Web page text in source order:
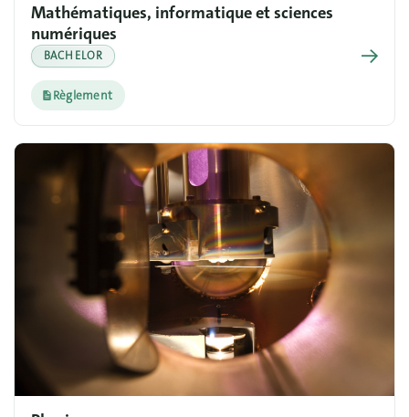
Mathématiques, informatique et sciences
numériques
BACHELOR →
Règlement